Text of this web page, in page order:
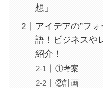
想」
アイデアの”フ
語！ビジネスや
紹介！
①考案
②計画